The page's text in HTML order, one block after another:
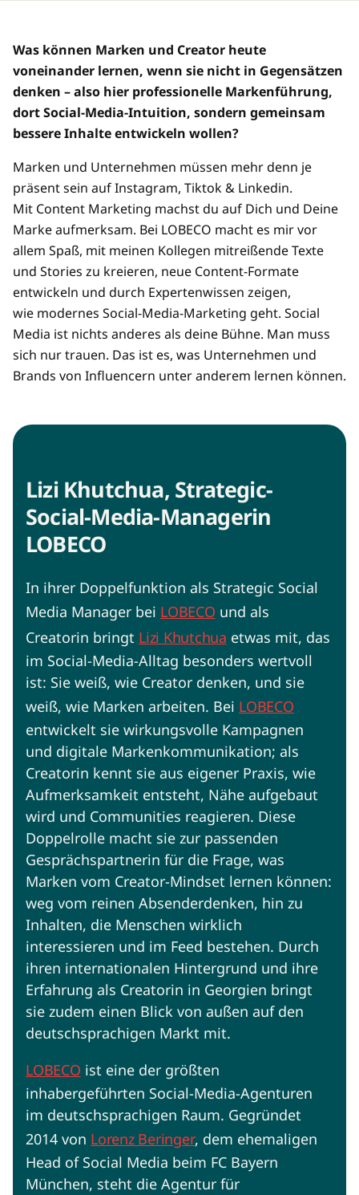
Was können Marken und Creator heute
voneinander lernen, wenn sie nicht in Gegensätzen
denken – also hier professionelle Markenführung,
dort Social-Media-Intuition, sondern gemeinsam
bessere Inhalte entwickeln wollen?
Marken und Unternehmen müssen mehr denn je
präsent sein auf Instagram, Tiktok & Linkedin.
Mit Content Marketing machst du auf Dich und Deine
Marke aufmerksam. Bei LOBECO macht es mir vor
allem Spaß, mit meinen Kollegen mitreißende Texte
und Stories zu kreieren, neue Content-Formate
entwickeln und durch Expertenwissen zeigen,
wie modernes Social-Media-Marketing geht. Social
Media ist nichts anderes als deine Bühne. Man muss
sich nur trauen. Das ist es, was Unternehmen und
Brands von Influencern unter anderem lernen können.
Lizi Khutchua, Strategic-
Social-Media-Managerin
LOBECO
In ihrer Doppelfunktion als Strategic Social
Media Manager bei LOBECO und als
Creatorin bringt Lizi Khutchua etwas mit, das
im Social-Media-Alltag besonders wertvoll
ist: Sie weiß, wie Creator denken, und sie
weiß, wie Marken arbeiten. Bei LOBECO
entwickelt sie wirkungsvolle Kampagnen
und digitale Markenkommunikation; als
Creatorin kennt sie aus eigener Praxis, wie
Aufmerksamkeit entsteht, Nähe aufgebaut
wird und Communities reagieren. Diese
Doppelrolle macht sie zur passenden
Gesprächspartnerin für die Frage, was
Marken vom Creator-Mindset lernen können:
weg vom reinen Absenderdenken, hin zu
Inhalten, die Menschen wirklich
interessieren und im Feed bestehen. Durch
ihren internationalen Hintergrund und ihre
Erfahrung als Creatorin in Georgien bringt
sie zudem einen Blick von außen auf den
deutschsprachigen Markt mit.
LOBECO ist eine der größten
inhabergeführten Social-Media-Agenturen
im deutschsprachigen Raum. Gegründet
2014 von Lorenz Beringer, dem ehemaligen
Head of Social Media beim FC Bayern
München, steht die Agentur für